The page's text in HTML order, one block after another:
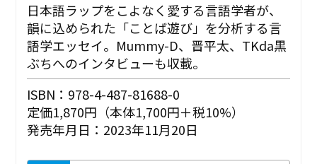
日本語ラップをこよなく愛する言語学者が、
韻に込められた「ことば遊び」を分析する言
語学エッセイ。Mummy-D、晋平太、TKda黒
ぶちへのインタビューも収載。
ISBN：978-4-487-81688-0
定価1,870円（本体1,700円＋税10%）
発売年月日：2023年11月20日